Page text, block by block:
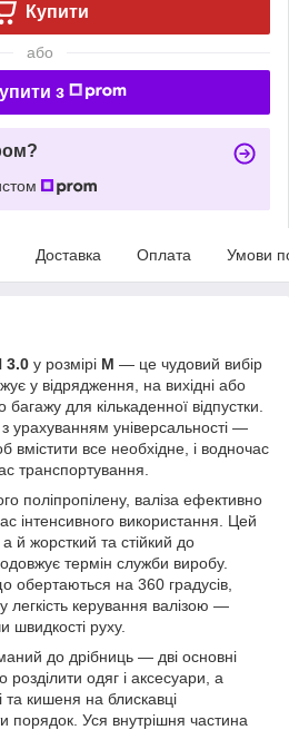
Купити
або
з
Доставка Оплата Умови
3.0 у розмірі M — це чудовий вибір
у відрядження, на вихідні або
для кількаденної відпустки.
з урахуванням універсальності —
вмістити все необхідне, і водночас
транспортування.
поліпропілену, валіза ефективно
інтенсивного використання. Цей
й жорсткий та стійкий до
термін служби виробу.
обертаються на 360 градусів,
легкість керування валізою —
швидкості руху.
до дрібниць — дві основні
одяг і аксесуари, а
та кишеня на блискавці
порядок. Уся внутрішня частина